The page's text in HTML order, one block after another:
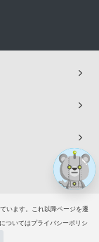
います。これ以降ページを遷
ついてはプライバシーポリシ
ご要望